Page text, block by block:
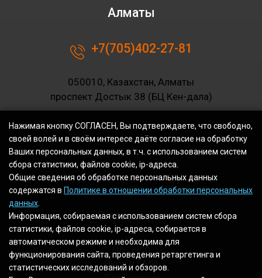
Алматы
+7(705)402-27-81
050010, Казахстан, Алматы
проспект Достык 38 (БЦ Кен-дала)
График работы:
10.00-19.00
О компании
Об Энсо
Энсо в СМИ
Нажимая кнопку СОГЛАСЕН, Вы подтверждаете, что свободно,
своей волей и в своём интересе даёте согласие на обработку
Ваших персональных данных, в т.ч. с использованием систем
сбора статистики, файлов cookie, ip-адреса.
Общие сведения об обработке персональных данных
содержатся в Политике в отношении обработки персональных
данных
Информация, собираемая с использованием систем сбора
статистики, файлов cookie, ip-адреса, собирается в
автоматическом режиме и необходима для
функционирования сайта, проведения ретаргетинга и
статистических исследований и обзоров.